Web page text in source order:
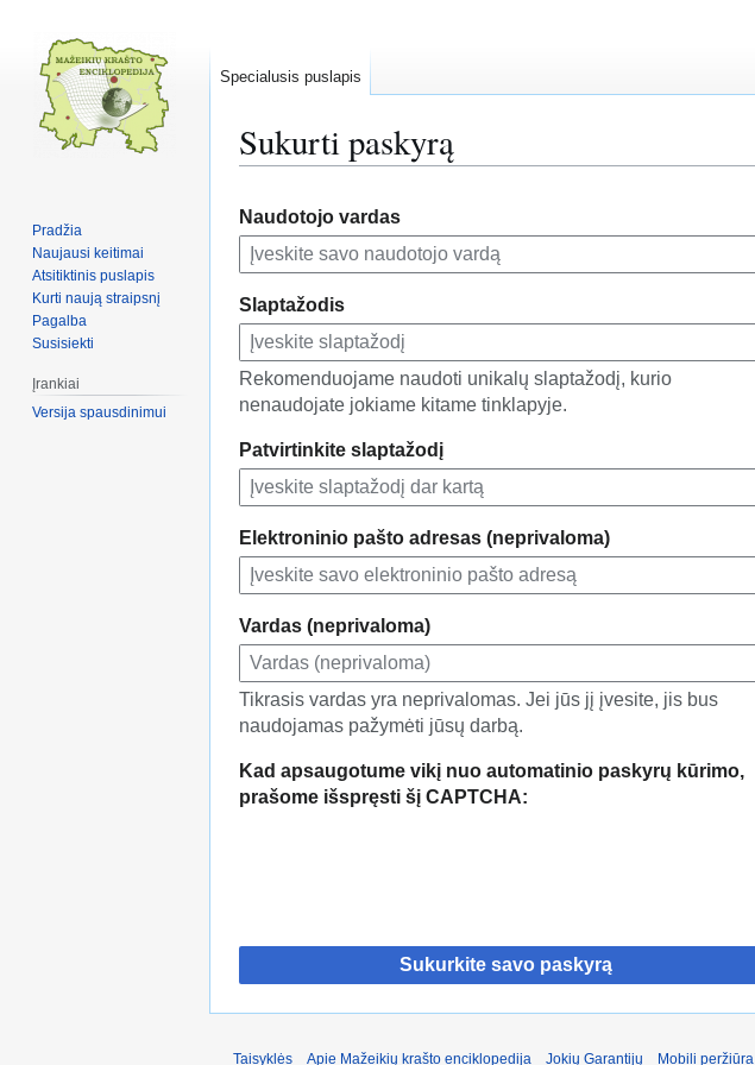
Sukurti paskyrą
į
navigaciją
to
search
Naudotojo vardas
Slaptažodis
Rekomenduojame naudoti unikalų slaptažodį, kurio
nenaudojate jokiame kitame tinklapyje.
Patvirtinkite slaptažodį
Elektroninio pašto adresas (neprivaloma)
Vardas (neprivaloma)
Tikrasis vardas yra neprivalomas. Jei jūs jį įvesite, jis bus
naudojamas pažymėti jūsų darbą.
Kad apsaugotume vikį nuo automatinio paskyrų kūrimo,
prašome išspręsti šį CAPTCHA:
Sukurkite savo paskyrą
Specialusis puslapis
Pradžia
Naujausi keitimai
Atsitiktinis puslapis
Kurti naują straipsnį
Pagalba
Susisiekti
Įrankiai
Versija spausdinimui
Taisyklės Apie Mažeikių krašto enciklopedija Jokių Garantijų Mobili peržiūra